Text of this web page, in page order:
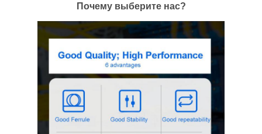
Почему выберите нас?